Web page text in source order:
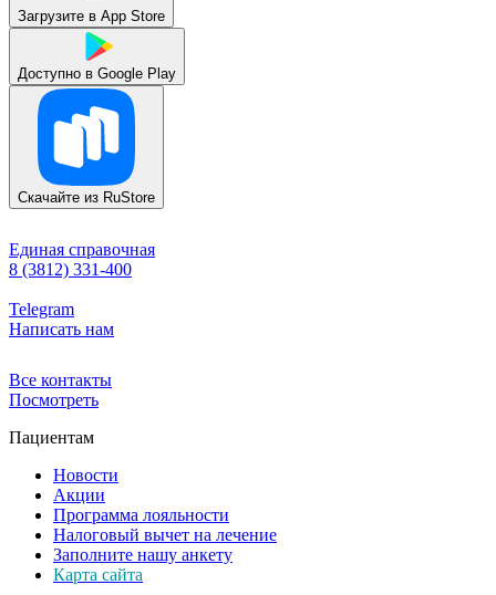
Загрузите в App Store
Доступно в Google Play
Скачайте из RuStore
Единая справочная
8 (3812) 331-400
Telegram
Написать нам
Все контакты
Посмотреть
Пациентам
Новости
Акции
Программа лояльности
Налоговый вычет на лечение
Заполните нашу анкету
Карта сайта